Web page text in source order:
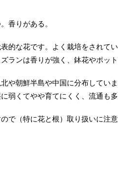
香りがある。
的な花です。よく栽培をされて
ランは香りが強く、鉢花やポット
や朝鮮半島や中国に分布してい
弱くてやや育てにくく、流通も多
で（特に花と根）取り扱いに注意